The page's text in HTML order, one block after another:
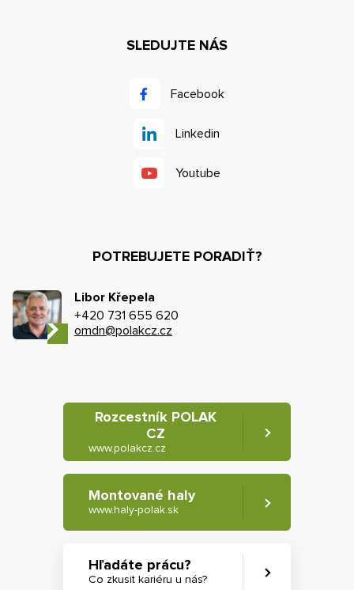
SLEDUJTE NÁS
Facebook
Linkedin
Youtube
POTREBUJETE PORADIŤ?
Libor Křepela
+420 731 655 620
omdn@polakcz.cz
Rozcestník POLAK
CZ
www.polakcz.cz
Montované haly
www.haly-polak.sk
Hľadáte prácu?
Co zkusit kariéru u nás?